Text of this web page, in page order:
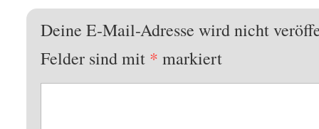
Deine E-Mail-Adresse wird nicht
Felder sind mit * markiert